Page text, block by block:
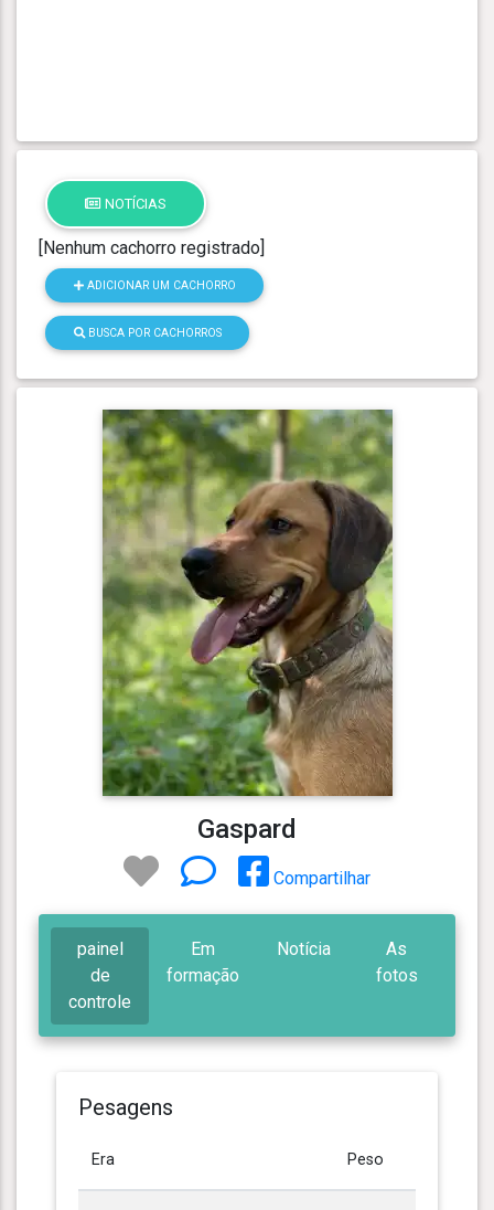
NOTÍCIAS
[Nenhum cachorro registrado]
ADICIONAR UM CACHORRO
BUSCA POR CACHORROS
Gaspard
Compartilhar
painel
de
controle
Em
formação
Notícia
As
fotos
Pesagens
Era Peso